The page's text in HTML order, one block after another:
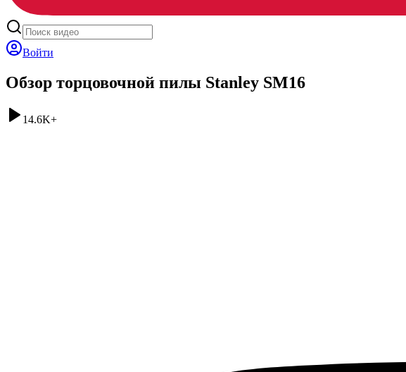
Войти
Обзор торцовочной пилы Stanley SM16
14.6K+